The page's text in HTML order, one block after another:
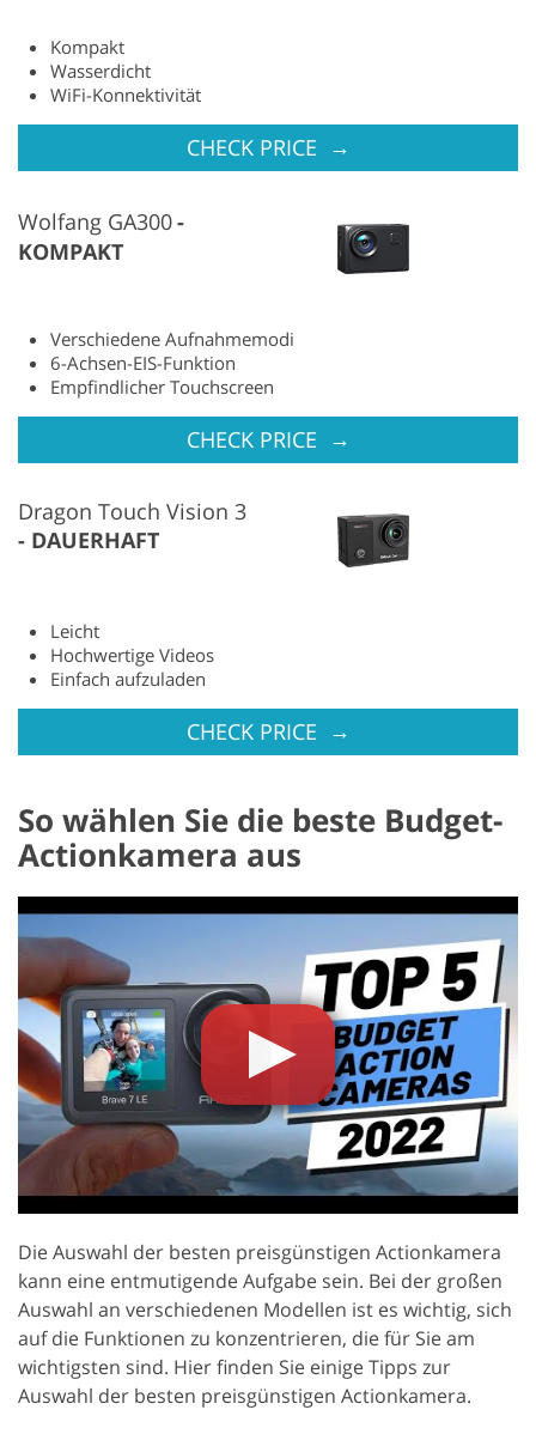
Kompakt
Wasserdicht
WiFi-Konnektivität
CHECK PRICE →
Wolfang GA300
KOMPAKT
Verschiedene Aufnahmemodi
6-Achsen-EIS-Funktion
Empfindlicher Touchscreen
CHECK PRICE →
Dragon Touch Vision 3
DAUERHAFT
Leicht
Hochwertige Videos
Einfach aufzuladen
CHECK PRICE →
So wählen Sie die beste Budget-
Actionkamera aus
Die Auswahl der besten preisgünstigen Actionkamera
kann eine entmutigende Aufgabe sein. Bei der großen
Auswahl an verschiedenen Modellen ist es wichtig, sich
auf die Funktionen zu konzentrieren, die für Sie am
wichtigsten sind. Hier finden Sie einige Tipps zur
Auswahl der besten preisgünstigen Actionkamera.